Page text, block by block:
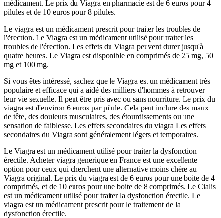
médicament. Le prix du Viagra en pharmacie est de 6 euros pour 4
pilules et de 10 euros pour 8 pilules.
Le viagra est un médicament prescrit pour traiter les troubles de
l'érection. Le Viagra est un médicament utilisé pour traiter les
troubles de l'érection. Les effets du Viagra peuvent durer jusqu'à
quatre heures. Le Viagra est disponible en comprimés de 25 mg, 50
mg et 100 mg.
Si vous êtes intéressé, sachez que le Viagra est un médicament très
populaire et efficace qui a aidé des milliers d'hommes à retrouver
leur vie sexuelle. Il peut être pris avec ou sans nourriture. Le prix du
viagra est d'environ 6 euros par pilule. Cela peut inclure des maux
de tête, des douleurs musculaires, des étourdissements ou une
sensation de faiblesse. Les effets secondaires du viagra Les effets
secondaires du Viagra sont généralement légers et temporaires.
Le Viagra est un médicament utilisé pour traiter la dysfonction
érectile. Acheter viagra generique en France est une excellente
option pour ceux qui cherchent une alternative moins chère au
Viagra original. Le prix du viagra est de 6 euros pour une boite de 4
comprimés, et de 10 euros pour une boite de 8 comprimés. Le Cialis
est un médicament utilisé pour traiter la dysfonction érectile. Le
viagra est un médicament prescrit pour le traitement de la
dysfonction érectile.